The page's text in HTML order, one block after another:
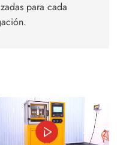
para cada